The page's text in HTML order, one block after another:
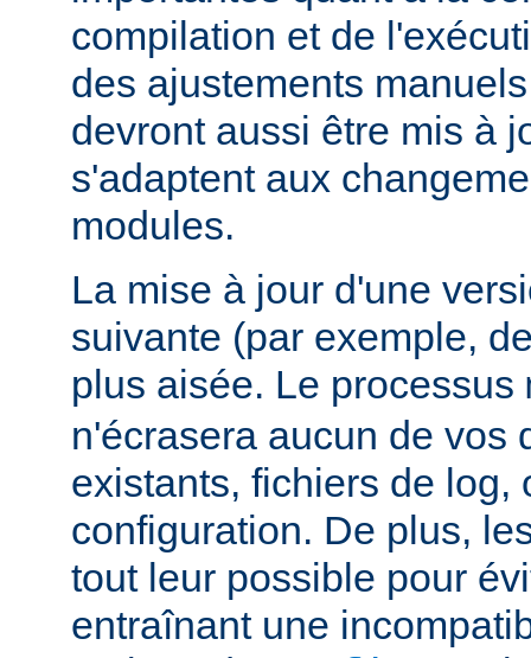
compilation et de
des ajustements
devront aussi être mis à
s'adaptent aux
modules.
La mise à jour d'une
suivante (par exemple,
plus aisée. Le processus
n'écrasera aucun de vos
existants, fichiers de log,
configuration. De plus,
tout leur possible pour
entraînant une